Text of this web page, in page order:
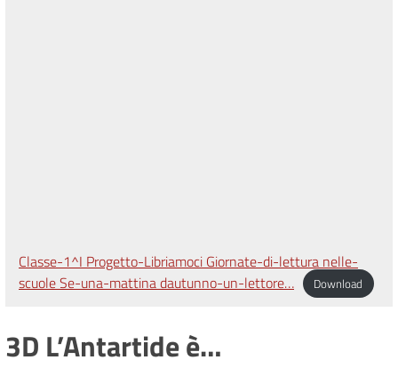
Classe-1^I Progetto-Libriamoci Giornate-di-lettura nelle-
scuole Se-una-mattina dautunno-un-lettore…
Download
3D L’Antartide è…